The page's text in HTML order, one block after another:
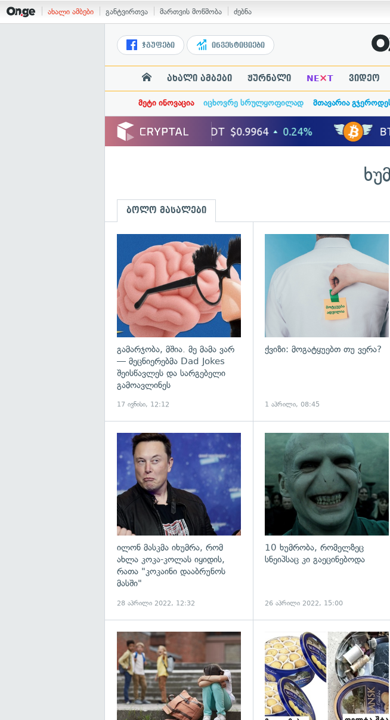
ახალი ამბები განტვირთვა მართვის მოწმობა ძებნა
ჯგუფები ინვესტიციები
ახალი ამბები ჟურნალი NE×T ვიდეო
მეტი ინოვაცია იცხოვრე სრულყოფილად მთავარია
ბოლო მასალები
გამარჯობა, მშია. მე მამა ვარ
— მეცნიერებმა Dad Jokes
შეისწავლეს და სარგებელი
გამოავლინეს
17 ივნისი, 12:12
ქვიზი: მოგატყუებთ თუ ვერა?
1 აპრილი, 08:45
გადახედვა
ილონ მასკმა იხუმრა, რომ
ახლა კოკა-კოლას იყიდის,
რათა "კოკაინი დააბრუნოს
მასში"
28 აპრილი 2022, 12:32
10 ხუმრობა, რომელზეც
სნეიპსაც კი გაეცინებოდა
26 აპრილი 2022, 15:00
გადახედვა